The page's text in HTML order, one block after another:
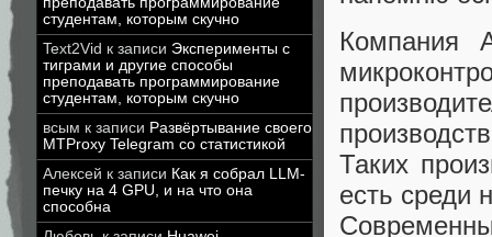
студентам, которым скучно
Text2Vid к записи Эксперименты с
тиграми и другие способы
преподавать программирование
студентам, которым скучно
всым к записи Развёртывание своего
MTProxy Telegram со статистикой
Алексей к записи Как я собрал LLM-
печку на 4 GPU, и на что она
способна
Компания
Таких
есть среди